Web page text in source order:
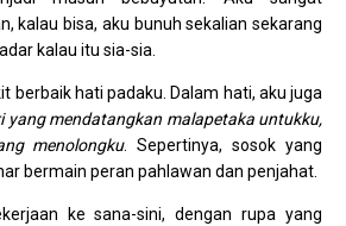
kalau bisa, aku bunuh sekalian sekarang
kalau itu sia-sia.
berbaik hati padaku. Dalam hati, aku juga
yang mendatangkan malapetaka untukku,
menolongku. Sepertinya, sosok yang
bermain peran pahlawan dan penjahat.
ke sana-sini, dengan rupa yang